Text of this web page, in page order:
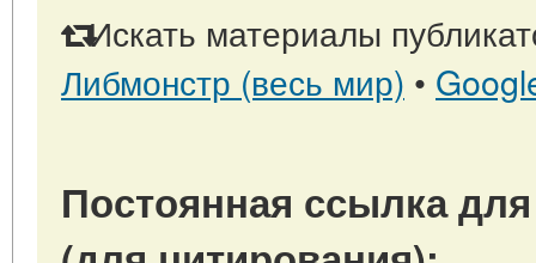
Искать материалы
Либмонстр (весь мир) •
Постоянная ссылка